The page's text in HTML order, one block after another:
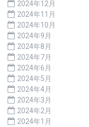
2024年12月
2024年11月
2024年10月
2024年9月
2024年8月
2024年7月
2024年6月
2024年5月
2024年4月
2024年3月
2024年2月
2024年1月